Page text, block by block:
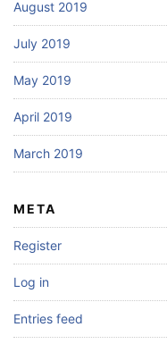
August 2019
July 2019
May 2019
April 2019
March 2019
META
Register
Log in
Entries feed